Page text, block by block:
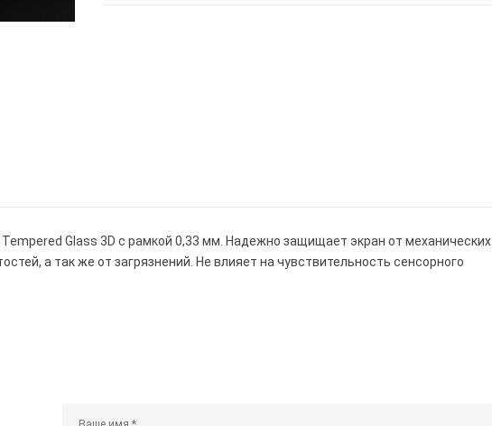
Glass 3D с рамкой 0,33 мм. Надежно защищает экран от механических
а так же от загрязнений. Не влияет на чувствительность сенсорного